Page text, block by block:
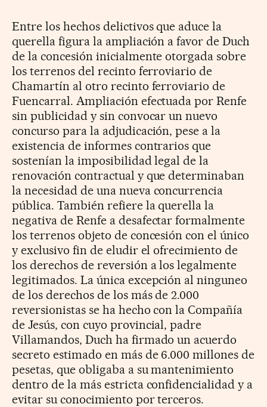
Entre los hechos delictivos que aduce la
querella figura la ampliación a favor de Duch
de la concesión inicialmente otorgada sobre
los terrenos del recinto ferroviario de
Chamartín al otro recinto ferroviario de
Fuencarral. Ampliación efectuada por Renfe
sin publicidad y sin convocar un nuevo
concurso para la adjudicación, pese a la
existencia de informes contrarios que
sostenían la imposibilidad legal de la
renovación contractual y que determinaban
la necesidad de una nueva concurrencia
pública. También refiere la querella la
negativa de Renfe a desafectar formalmente
los terrenos objeto de concesión con el único
y exclusivo fin de eludir el ofrecimiento de
los derechos de reversión a los legalmente
legitimados. La única excepción al ninguneo
de los derechos de los más de 2.000
reversionistas se ha hecho con la Compañía
de Jesús, con cuyo provincial, padre
Villamandos, Duch ha firmado un acuerdo
secreto estimado en más de 6.000 millones de
pesetas, que obligaba a su mantenimiento
dentro de la más estricta confidencialidad y a
evitar su conocimiento por terceros.